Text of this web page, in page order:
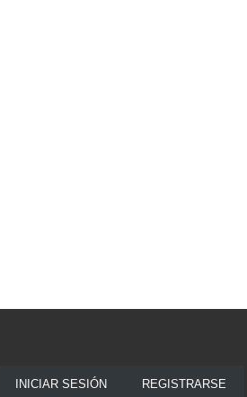
INICIAR SESIÓN REGISTRARSE